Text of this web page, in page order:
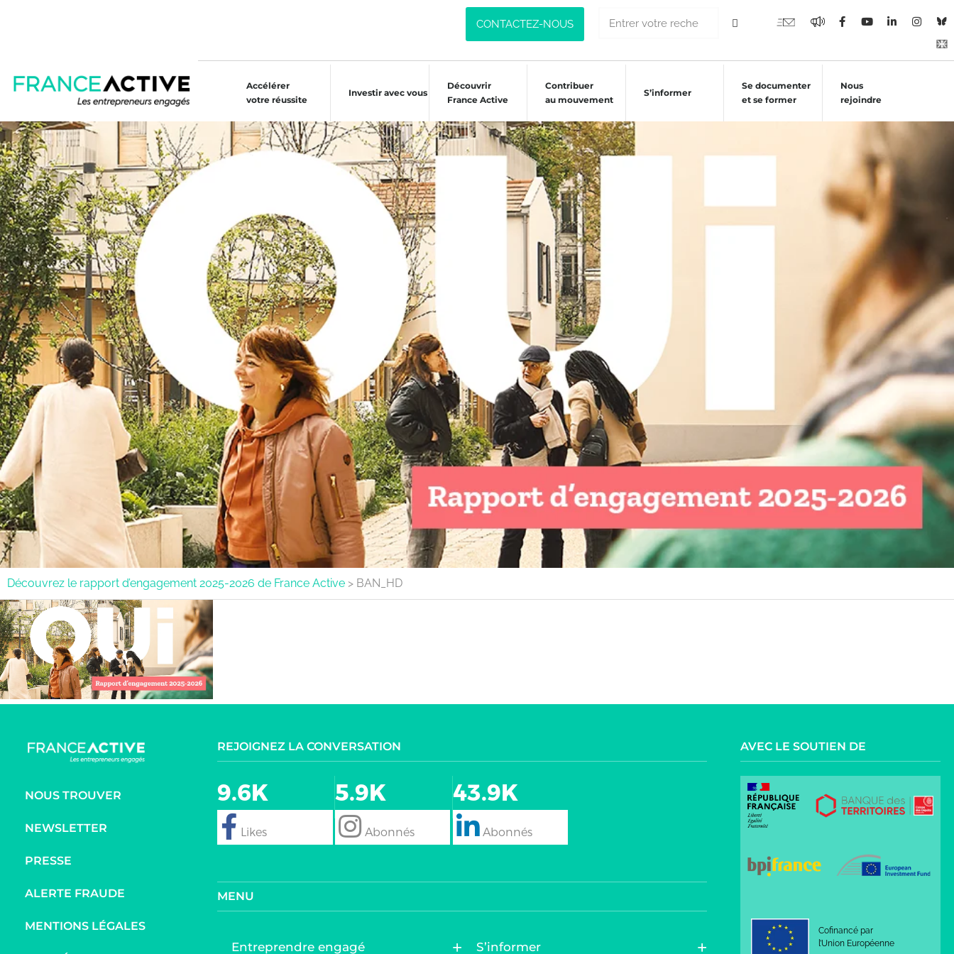
CONTACTEZ-NOUS
Accélérer
votre réussite
Investir avec vous
Découvrir
France Active
Contribuer
au mouvement
S’informer
Se documenter
et se former
Nous
rejoindre
Découvrez le rapport d’engagement 2025-2026 de France Active > BAN_HD
NOUS TROUVER
NEWSLETTER
PRESSE
ALERTE FRAUDE
MENTIONS LÉGALES
REJOIGNEZ LA CONVERSATION
9.6K
follow
5.9K
follow
43.9K
Follow
MENU
Entreprendre engagé S’informer
AVEC LE SOUTIEN DE
Cofinancé par
l’Union Européenne